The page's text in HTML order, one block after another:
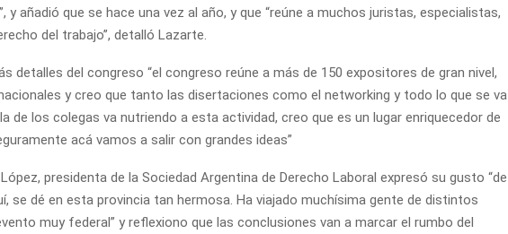
y añadió que se hace una vez al año, y que “reúne a muchos juristas, especialistas,
del trabajo”, detalló Lazarte.
detalles del congreso “el congreso reúne a más de 150 expositores de gran nivel,
y creo que tanto las disertaciones como el networking y todo lo que se va
de los colegas va nutriendo a esta actividad, creo que es un lugar enriquecedor de
acá vamos a salir con grandes ideas”
presidenta de la Sociedad Argentina de Derecho Laboral expresó su gusto “de
se dé en esta provincia tan hermosa. Ha viajado muchísima gente de distintos
muy federal” y reflexiono que las conclusiones van a marcar el rumbo del